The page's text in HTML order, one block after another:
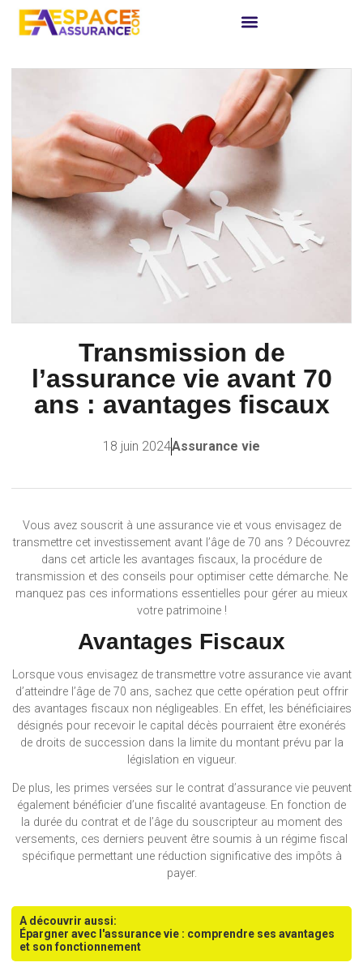
Transmission de
l’assurance vie avant 70
ans : avantages fiscaux
18 juin 2024Assurance vie
Vous avez souscrit à une assurance vie et vous envisagez de
transmettre cet investissement avant l’âge de 70 ans ? Découvrez
dans cet article les avantages fiscaux, la procédure de
transmission et des conseils pour optimiser cette démarche. Ne
manquez pas ces informations essentielles pour gérer au mieux
votre patrimoine !
Avantages Fiscaux
Lorsque vous envisagez de transmettre votre assurance vie avant
d’atteindre l’âge de 70 ans, sachez que cette opération peut offrir
des avantages fiscaux non négligeables. En effet, les bénéficiaires
désignés pour recevoir le capital décès pourraient être exonérés
de droits de succession dans la limite du montant prévu par la
législation en vigueur.
De plus, les primes versées sur le contrat d’assurance vie peuvent
également bénéficier d’une fiscalité avantageuse. En fonction de
la durée du contrat et de l’âge du souscripteur au moment des
versements, ces derniers peuvent être soumis à un régime fiscal
spécifique permettant une réduction significative des impôts à
payer.
A découvrir aussi:
Épargner avec l'assurance vie : comprendre ses avantages
et son fonctionnement